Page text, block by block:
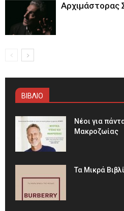
Αρχιμάστορας
ΒΙΒΛΙΟ
Νέοι για
Μακροζωίας
Τα Μικρά